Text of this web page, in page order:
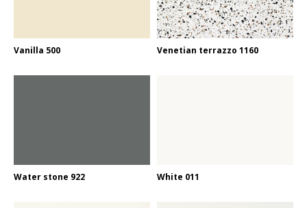
Vanilla 500 Venetian terrazzo 1160
Water stone 922 White 011